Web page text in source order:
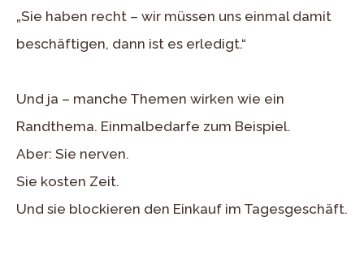
„Sie haben recht – wir müssen uns einmal damit
beschäftigen, dann ist es erledigt.“
Und ja – manche Themen wirken wie ein
Randthema. Einmalbedarfe zum Beispiel.
Aber: Sie nerven.
Sie kosten Zeit.
Und sie blockieren den Einkauf im Tagesgeschäft.